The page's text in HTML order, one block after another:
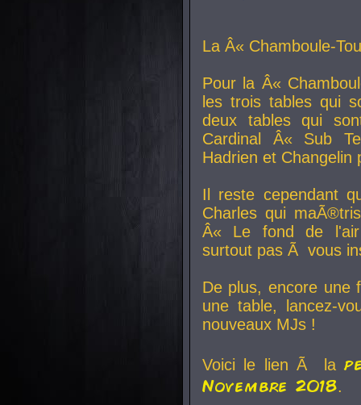
La Â« Chamboule-
Pour la Â«
les trois tables qui
deux tables qui
Cardinal
Â« Sub
Hadrien et Changelin
Il reste cependant
Charles qui
Â« Le fond de
surtout pas Ã vous
De plus, encore une
une table, lancez-
nouveaux MJs !
Voici le lien Ã la
Novembre 2018.